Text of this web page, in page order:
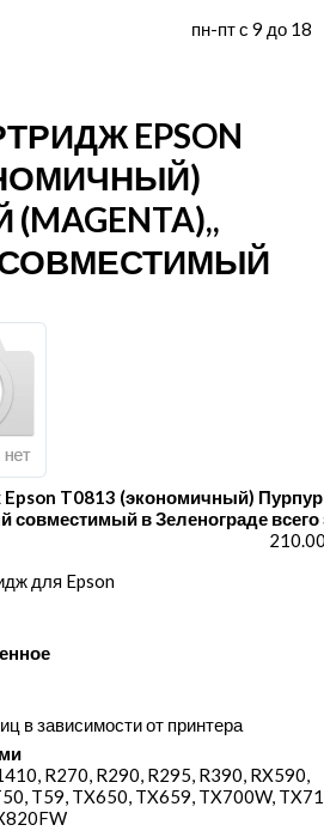
пн-пт с 9 до 18
EPSON
Epson T0813 (экономичный)
совместимый в Зеленограде всего
для Epson
в зависимости от принтера
R270, R290, R295, R390, RX590,
T59, TX650, TX659, TX700W,